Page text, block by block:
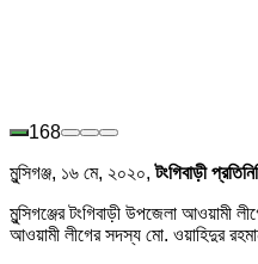
168
মুন্সিগঞ্জ, ১৬ মে, ২০২০,টংগিবাড়ী
মুন্সিগঞ্জের টংগিবাড়ী উপজেলা আওয়ামী
আওয়ামী লীগের সদস্য মো. ওয়াহিদুর